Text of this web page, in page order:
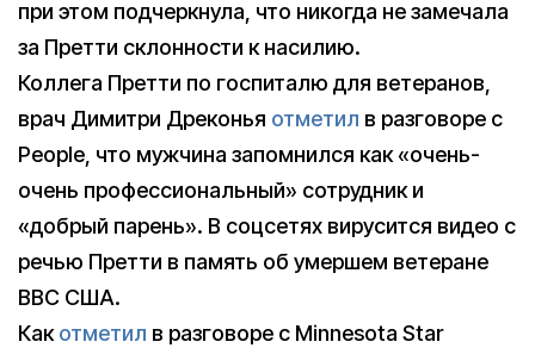
при этом подчеркнула, что никогда не замечала
за Претти склонности к насилию.
Коллега Претти по госпиталю для ветеранов,
врач Димитри Дреконья отметил в разговоре с
People, что мужчина запомнился как «очень-
очень профессиональный» сотрудник и
«добрый парень». В соцсетях вирусится видео с
речью Претти в память об умершем ветеране
ВВС США.
Какотметил в разговоре с Minnesota Star